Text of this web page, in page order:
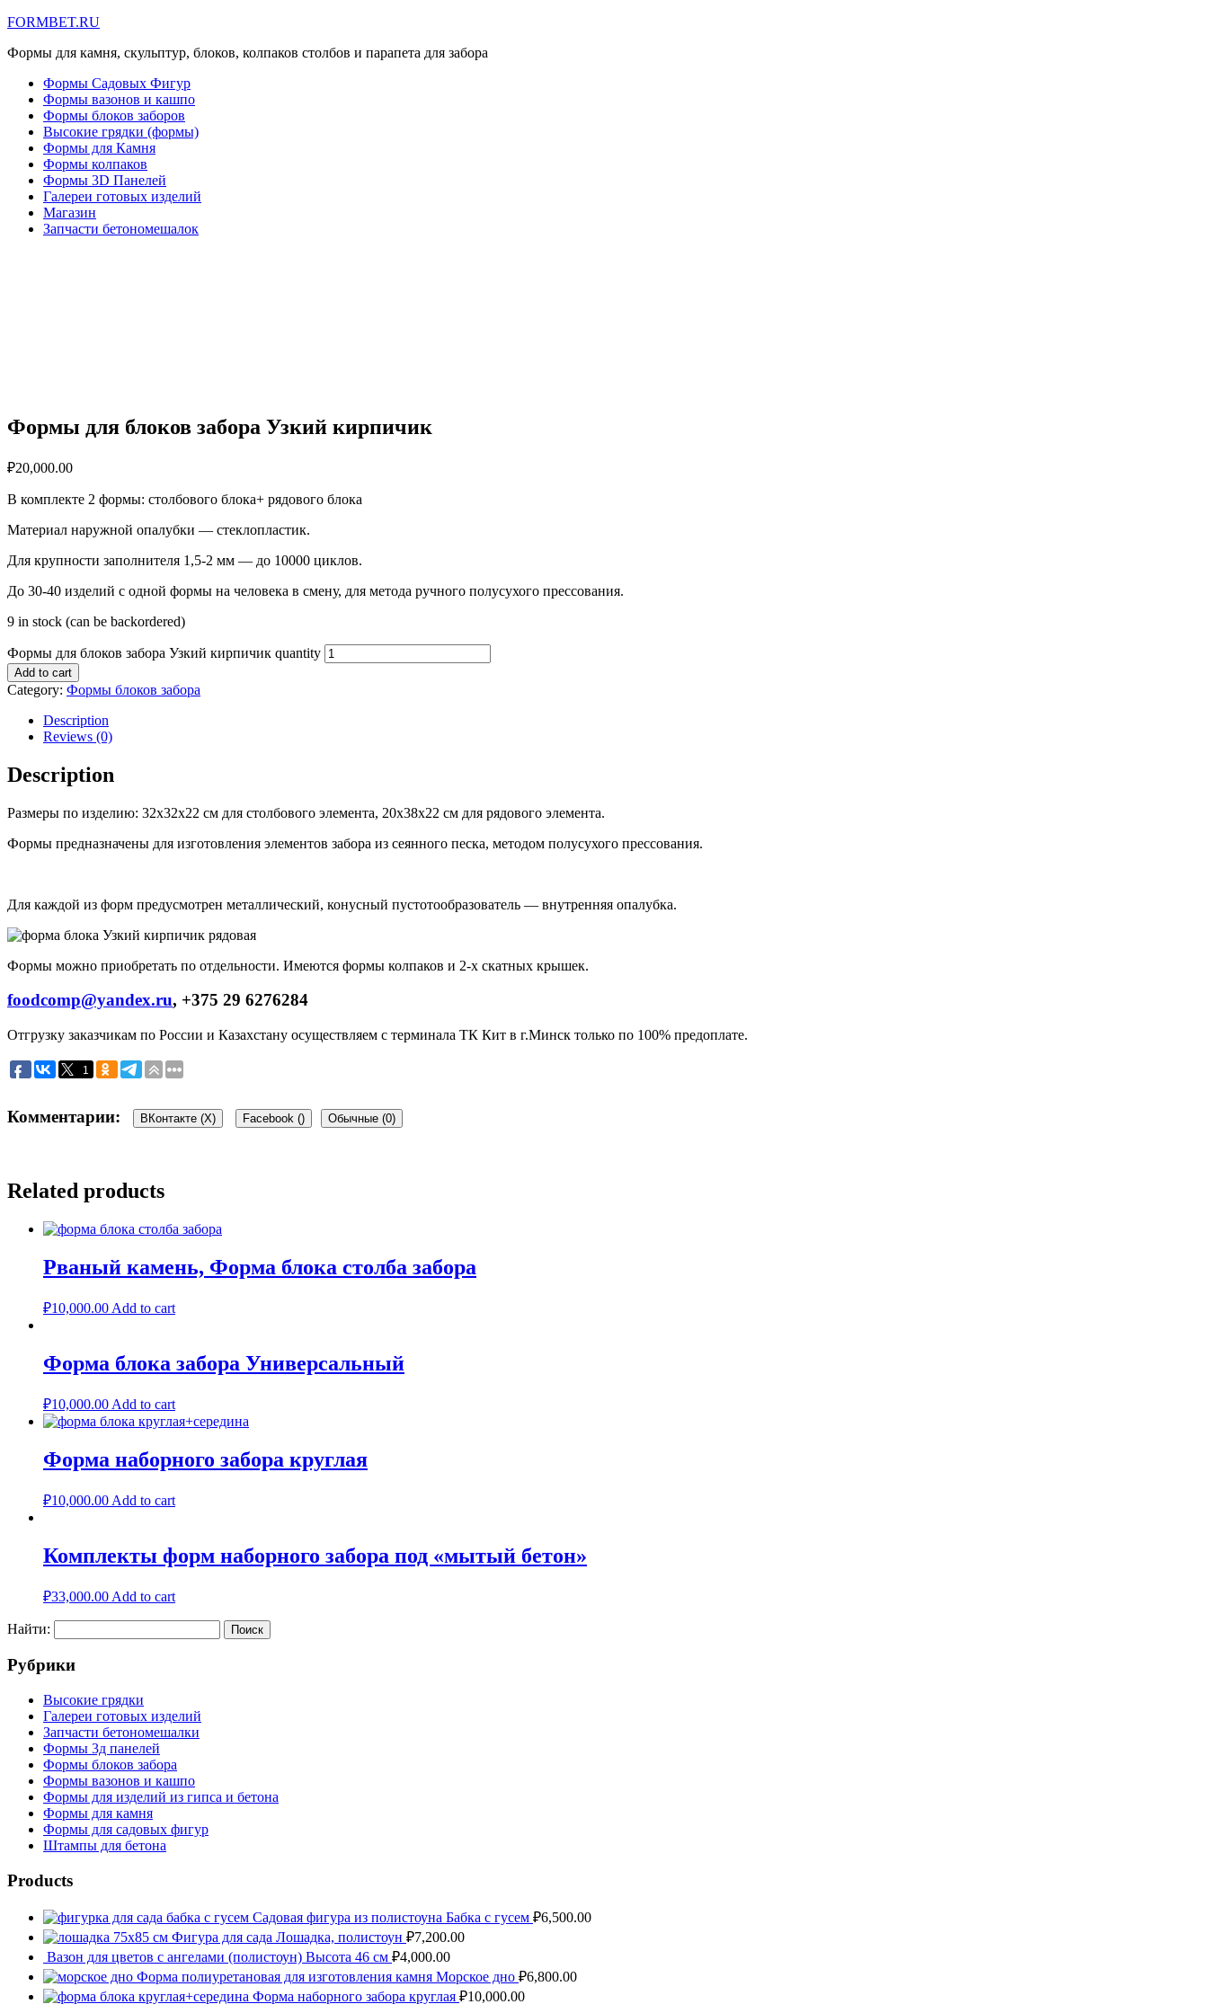
FORMBET.RU
Формы для камня, скульптур, блоков, колпаков столбов и парапета для забора
Формы Садовых Фигур
Формы вазонов и кашпо
Формы блоков заборов
Высокие грядки (формы)
Формы для Камня
Формы колпаков
Формы 3D Панелей
Галереи готовых изделий
Магазин
Запчасти бетономешалок
Формы для блоков забора Узкий кирпичик
₽20,000.00
В комплекте 2 формы: столбового блока+ рядового блока
Материал наружной опалубки — стеклопластик.
Для крупности заполнителя 1,5-2 мм — до 10000 циклов.
До 30-40 изделий с одной формы на человека в смену, для метода ручного полусухого прессования.
9 in stock (can be backordered)
Формы для блоков забора Узкий кирпичик quantity
Add to cart
Category: Формы блоков забора
Description
Reviews (0)
Description
Размеры по изделию: 32х32х22 см для столбового элемента, 20х38х22 см для рядового элемента.
Формы предназначены для изготовления элементов забора из сеянного песка, методом полусухого прессования.
Для каждой из форм предусмотрен металлический, конусный пустотообразователь — внутренняя опалубка.
Формы можно приобретать по отдельности. Имеются формы колпаков и 2-х скатных крышек.
foodcomp@yandex.ru, +375 29 6276284
Отгрузку заказчикам по России и Казахстану осуществляем с терминала ТК Кит в г.Минск только по 100% предоплате.
1
Комментарии: ВКонтакте (X) Facebook () Обычные (0)
Reviews
There are no reviews yet.
Be the first to review “Формы для блоков забора Узкий кирпичик”
Your rating
Your review
Email
Related products
Рваный камень, Форма блока столба забора
₽10,000.00 Add to cart
Форма блока забора Универсальный
₽10,000.00 Add to cart
Форма наборного забора круглая
₽10,000.00 Add to cart
Комплекты форм наборного забора под «мытый бетон»
₽33,000.00 Add to cart
Найти:
Рубрики
Высокие грядки
Галереи готовых изделий
Запчасти бетономешалки
Формы 3д панелей
Формы блоков забора
Формы вазонов и кашпо
Формы для изделий из гипса и бетона
Формы для камня
Формы для садовых фигур
Штампы для бетона
Products
Садовая фигура из полистоуна Бабка с гусем ₽6,500.00
Фигура для сада Лошадка, полистоун ₽7,200.00
Вазон для цветов с ангелами (полистоун) Высота 46 см ₽4,000.00
Форма полиуретановая для изготовления камня Морское дно ₽6,800.00
Форма наборного забора круглая ₽10,000.00